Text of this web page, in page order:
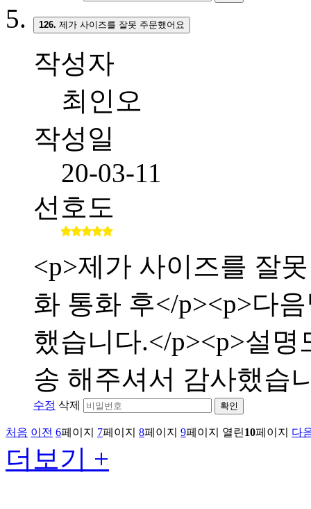
126. 제가 사이즈를 잘못 주문했어요
작성자
최인오
작성일
20-03-11
선호도
<p>제가 사이즈를 잘
화 통화 후</p><p>다
했습니다.</p><p>설
송 해주셔서 감사했습
수정 삭제 확인
처음 이전 6페이지 7페이지 8페이지 9페이지 열린10페이지 다
더보기 +